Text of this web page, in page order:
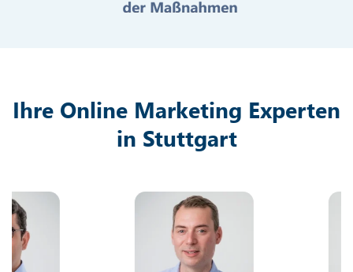
Ihre Online Marketing Experten
in Stuttgart